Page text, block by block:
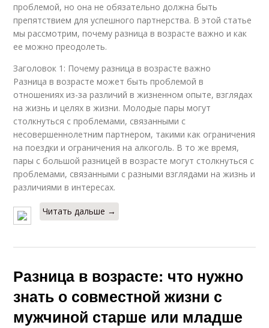
проблемой, но она не обязательно должна быть
препятствием для успешного партнерства. В этой статье
мы рассмотрим, почему разница в возрасте важно и как
ее можно преодолеть.
Заголовок 1: Почему разница в возрасте важно
Разница в возрасте может быть проблемой в
отношениях из-за различий в жизненном опыте, взглядах
на жизнь и целях в жизни. Молодые пары могут
столкнуться с проблемами, связанными с
несовершеннолетним партнером, такими как ограничения
на поездки и ограничения на алкоголь. В то же время,
пары с большой разницей в возрасте могут столкнуться с
проблемами, связанными с разными взглядами на жизнь и
различиями в интересах.
Читать дальше →
Разница в возрасте: что нужно
знать о совместной жизни с
мужчиной старше или младше